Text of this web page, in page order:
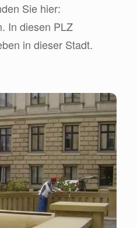
Sie hier:
In diesen PLZ
in dieser Stadt.